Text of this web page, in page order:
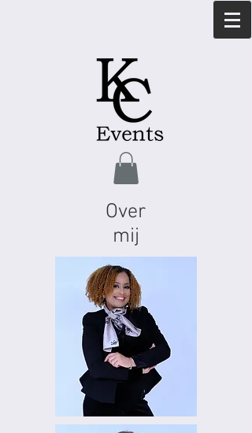
Over
mij